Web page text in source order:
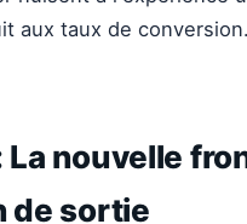
aux taux de
La nouvelle
de sortie